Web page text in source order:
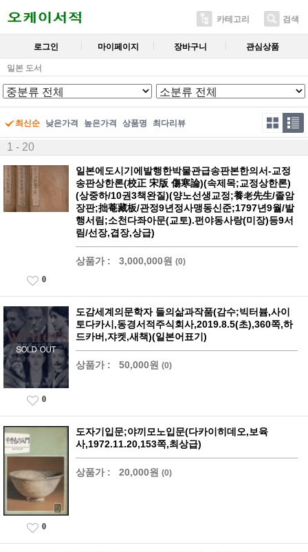
카테고리 검색
로그인 마이페이지 장바구니 관심상품
일본 도서
최신순 낮은가격 높은가격 상품명 최다리뷰
1 - 20
일본에도시기에발행한박물관급송판본한의서-교정
송판상한론(校正 宋版 傷寒論)(속제목;교정상한론)
(상중하/10권3책완질)(양노선생교정;養老先生/졸암
장판;拙菴藏板/관정9년정사맹동신준;1797년9월/발
행서림;소천다좌아문(교토).펀야동사랑(미장)등9서
림/선장,겹장,상급)
상품가 : 3,000,000원 (0)
0
도감세계의문학자 들의삶과작품(감수;빅터븀,사이
토다카시,동경서적주식회사,2019.8.5(초),360쪽,하
드카버,쟈켓,새책)(일본어표기)
상품가 : 50,000원 (0)
0
도자기입문;야끼모노입문(다카이히데오,보육
사,1972.11.20,153쪽,최상급)
상품가 : 20,000원 (0)
0